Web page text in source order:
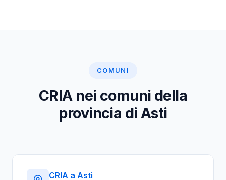
COMUNI
CRIA nei comuni della
provincia di Asti
CRIA a Asti